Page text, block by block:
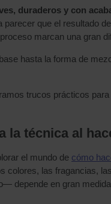
duraderos y con
parecer que el resultado
marcan una gran
hasta la forma de
trucos prácticos
la técnica al
el mundo de cómo
colores, las fragancias,
depende en gran